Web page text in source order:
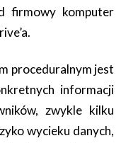
firmowy komputer
proceduralnym jest
informacji
zwykle kilku
wycieku danych,